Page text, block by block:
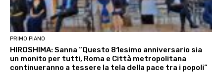
PRIMO PIANO
HIROSHIMA: Sanna “Questo 81esimo anniversario sia
un monito per tutti, Roma e Città metropolitana
continueranno a tessere la tela della pace tra i popoli”